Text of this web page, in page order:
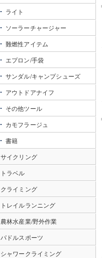
ライト
ソーラーチャージャー
難燃性アイテム
エプロン/手袋
サンダル/キャンプシューズ
アウトドアナイフ
その他ツール
カモフラージュ
書籍
サイクリング
トラベル
クライミング
トレイルランニング
農林水産業/野外作業
パドルスポーツ
シャワークライミング